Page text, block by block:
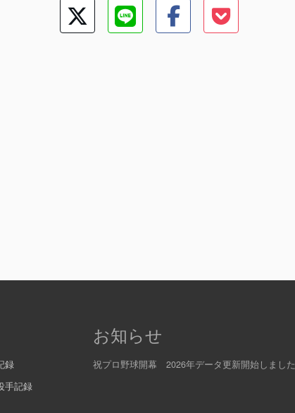
録
手記録
お知らせ
祝プロ野球開幕 2026年データ更新開始しました